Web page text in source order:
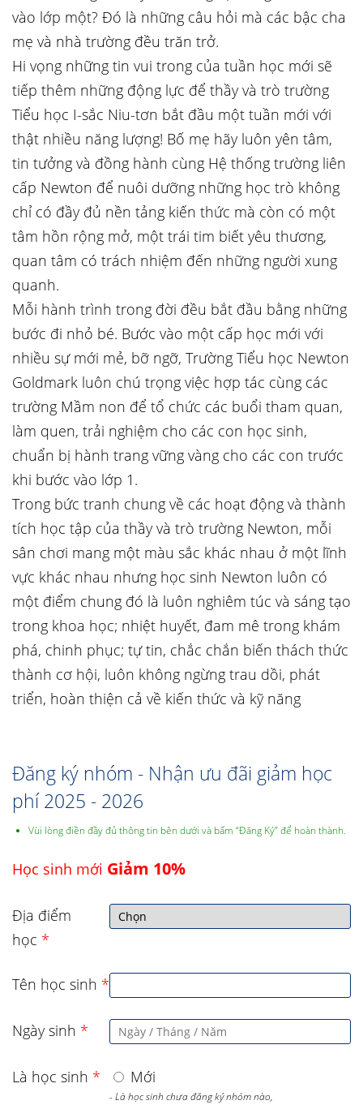
vào lớp một? Đó là những câu hỏi mà các bậc cha
mẹ và nhà trường đều trăn trở.
Hi vọng những tin vui trong của tuần học mới sẽ
tiếp thêm những động lực để thầy và trò trường
Tiểu học I-sắc Niu-tơn bắt đầu một tuần mới với
thật nhiều năng lượng! Bố mẹ hãy luôn yên tâm,
tin tưởng và đồng hành cùng Hệ thống trường liên
cấp Newton để nuôi dưỡng những học trò không
chỉ có đầy đủ nền tảng kiến thức mà còn có một
tâm hồn rộng mở, một trái tim biết yêu thương,
quan tâm có trách nhiệm đến những người xung
quanh.
Mỗi hành trình trong đời đều bắt đầu bằng những
bước đi nhỏ bé. Bước vào một cấp học mới với
nhiều sự mới mẻ, bỡ ngỡ, Trường Tiểu học Newton
Goldmark luôn chú trọng việc hợp tác cùng các
trường Mầm non để tổ chức các buổi tham quan,
làm quen, trải nghiệm cho các con học sinh,
chuẩn bị hành trang vững vàng cho các con trước
khi bước vào lớp 1.
Trong bức tranh chung về các hoạt động và thành
tích học tập của thầy và trò trường Newton, mỗi
sân chơi mang một màu sắc khác nhau ở một lĩnh
vực khác nhau nhưng học sinh Newton luôn có
một điểm chung đó là luôn nghiêm túc và sáng tạo
trong khoa học; nhiệt huyết, đam mê trong khám
phá, chinh phục; tự tin, chắc chắn biến thách thức
thành cơ hội, luôn không ngừng trau dồi, phát
triển, hoàn thiện cả về kiến thức và kỹ năng
Đăng ký nhóm - Nhận ưu đãi giảm học
phí 2025 - 2026
Vùi lòng điền đầy đủ thông tin bên dưới và bấm “Đăng Ký” để hoàn thành.
Học sinh mới Giảm 10%
Địa điểm
học *
Tên học sinh *
Ngày sinh *
Là học sinh * Mới
- Là học sinh chưa đăng ký nhóm nào,